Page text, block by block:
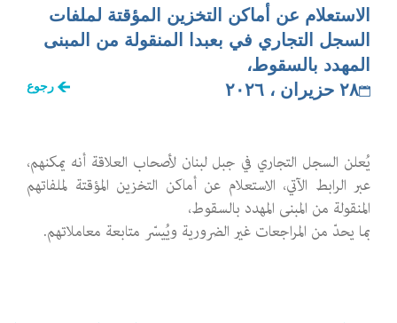
الاستعلام عن أماكن التخزين المؤقتة لملفات
السجل التجاري في بعبدا المنقولة من المبنى
المهدد بالسقوط،
٢٨ حزيران ، ٢٠٢٦
رجوع
يُعلن السجل التجاري في جبل لبنان لأصحاب العلاقة أنه يمكنهم،
عبر الرابط الآتي، الاستعلام عن أماكن التخزين المؤقتة لملفاتهم
المنقولة من المبنى المهدد بالسقوط،
بما يحدّ من المراجعات غير الضرورية ويُيسّر متابعة معاملاتهم.